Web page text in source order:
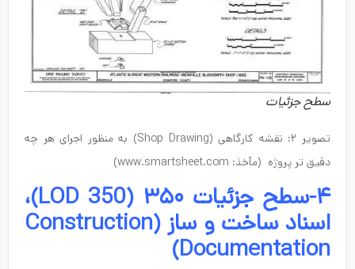
سطح جزئیات
تصویر ۲: نقشه کارگاهی (Shop Drawing) به منظور اجرای هر چه
دقیق تر پروژه (مأخذ: www.smartsheet.com)
۴-سطح جزئیات ۳۵۰ ( LOD 350)،
اسناد ساخت و ساز (Construction
Documentation
)